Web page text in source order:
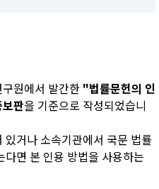
원에서 발간한 "법률문헌의 인
판을 기준으로 작성되었습니
거나 소속기관에서 국문 법률
면 본 인용 방법을 사용하는